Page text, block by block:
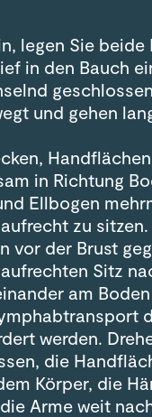
legen Sie
in den Bauch
und gehen
in Richtung
Ellbogen
zu sitzen.
vor der Brust
Sitz
am
werden.
die
Körper, die
Arme weit